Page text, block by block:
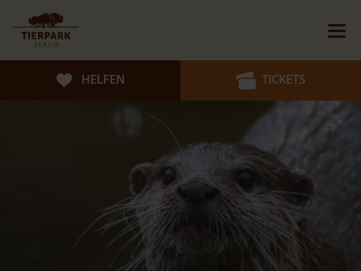
HELFEN TICKETS